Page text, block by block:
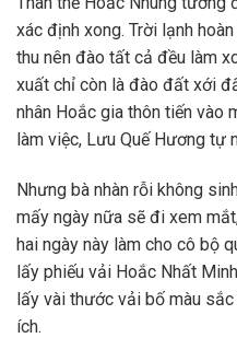
xác định xong. Trời lạnh
thu nên đào tất cả đều làm
xuất chỉ còn là đào đất xới
nhân Hoắc gia thôn tiến vào
làm việc, Lưu Quế Hương tự
Nhưng bà nhàn rỗi không
mấy ngày nữa sẽ đi xem
hai ngày này làm cho cô bộ
lấy phiếu vải Hoắc Nhất
lấy vài thước vải bố màu
ích.